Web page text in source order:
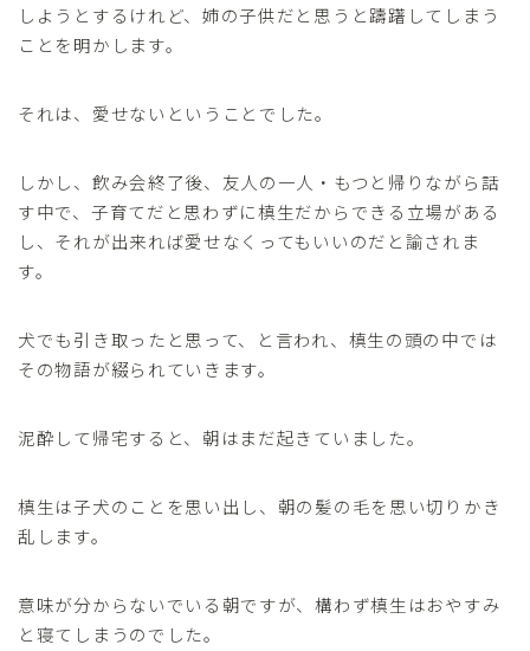
しようとするけれど、姉の子供だと思うと躊躇してしまう
ことを明かします。
それは、愛せないということでした。
しかし、飲み会終了後、友人の一人・もつと帰りながら話
す中で、子育てだと思わずに槙生だからできる立場がある
し、それが出来れば愛せなくってもいいのだと諭されま
す。
犬でも引き取ったと思って、と言われ、槙生の頭の中では
その物語が綴られていきます。
泥酔して帰宅すると、朝はまだ起きていました。
槙生は子犬のことを思い出し、朝の髪の毛を思い切りかき
乱します。
意味が分からないでいる朝ですが、構わず槙生はおやすみ
と寝てしまうのでした。